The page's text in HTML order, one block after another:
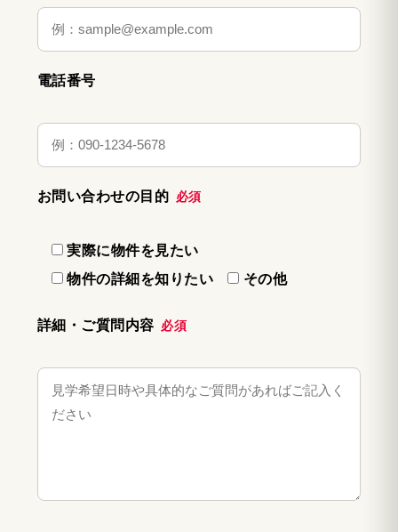
電話番号
お問い合わせの目的 必須
実際に物件を見たい
物件の詳細を知りたい
その他
詳細・ご質問内容 必須